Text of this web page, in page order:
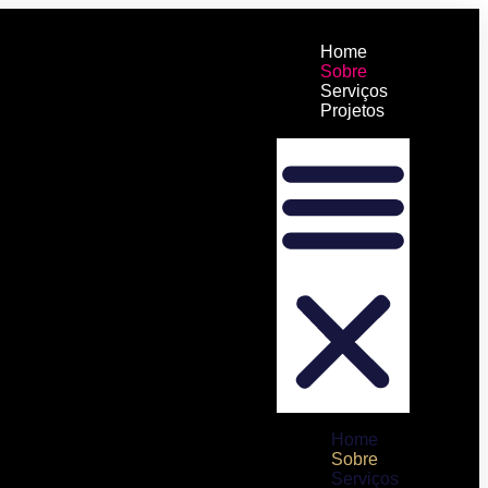
Home
Sobre
Serviços
Projetos
Home
Sobre
Serviços